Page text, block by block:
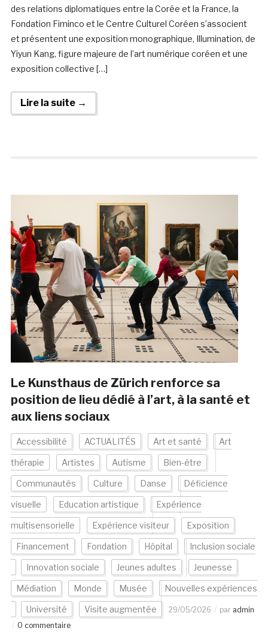
des relations diplomatiques entre la Corée et la France, la
Fondation Fiminco et le Centre Culturel Coréen s’associent
et présentent une exposition monographique, Illumination, de
Yiyun Kang, figure majeure de l’art numérique coréen et une
exposition collective […]
Lire la suite →
Le Kunsthaus de Zürich renforce sa
position de lieu dédié à l’art, à la santé et
aux liens sociaux
Accessibilité ACTUALITÉS Art et santé Art
thérapie Artistes Autisme Bien-être
Communautés Culture Danse Déficience
visuelle Education artistique Expérience
multisensorielle Expérience visiteur Exposition
Financement Fondation Hôpital Inclusion sociale
Innovation sociale Jeunes adultes Jeunesse
Médiation Monde Musée Nouvelles expériences
Université Visite augmentée 29/05/2026 par admin
0 commentaire